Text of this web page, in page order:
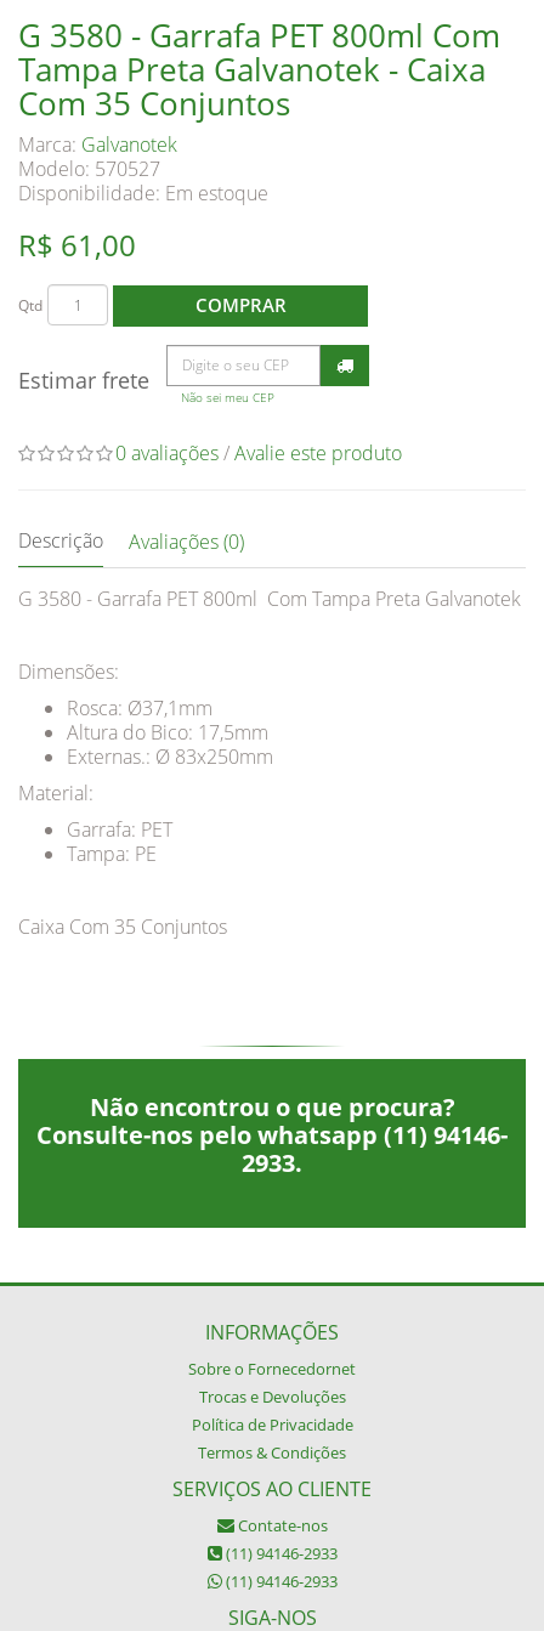
G 3580 - Garrafa PET 800ml Com
Tampa Preta Galvanotek - Caixa
Com 35 Conjuntos
Marca: Galvanotek
Modelo: 570527
Disponibilidade: Em estoque
R$ 61,00
Qtd COMPRAR
Estimar frete
Não sei meu CEP
0 avaliações/Avalie este produto
Descrição Avaliações (0)
G 3580 - Garrafa PET 800ml Com Tampa Preta Galvanotek
Dimensões:
Rosca: Ø37,1mm
Altura do Bico: 17,5mm
Externas.: Ø 83x250mm
Material:
Garrafa: PET
Tampa: PE
Caixa Com 35 Conjuntos
Não encontrou o que procura?
Consulte-nos pelo whatsapp (11) 94146-
2933.
INFORMAÇÕES
Sobre o Fornecedornet
Trocas e Devoluções
Política de Privacidade
Termos & Condições
SERVIÇOS AO CLIENTE
Contate-nos
(11) 94146-2933
(11) 94146-2933
SIGA-NOS